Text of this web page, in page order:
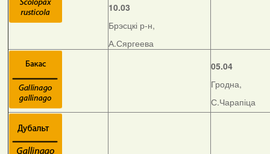
10.03
Брэсцкі р-н,
А.Сяргеева
05.04
Гродна,
С.Чарапіца